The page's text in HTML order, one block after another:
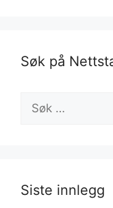
Søk på
etter:
Siste innlegg